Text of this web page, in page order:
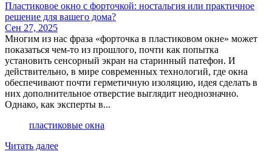
​Пластиковое окно с форточкой: ностальгия или практичное
решение для вашего дома?
Сен 27, 2025
Многим из нас фраза «форточка в пластиковом окне» может
показаться чем-то из прошлого, почти как попытка
установить сенсорный экран на старинный патефон. И
действительно, в мире современных технологий, где окна
обеспечивают почти герметичную изоляцию, идея сделать в
них дополнительное отверстие выглядит неоднозначно.
Однако, как эксперты в...
пластиковые окна
Читать далее